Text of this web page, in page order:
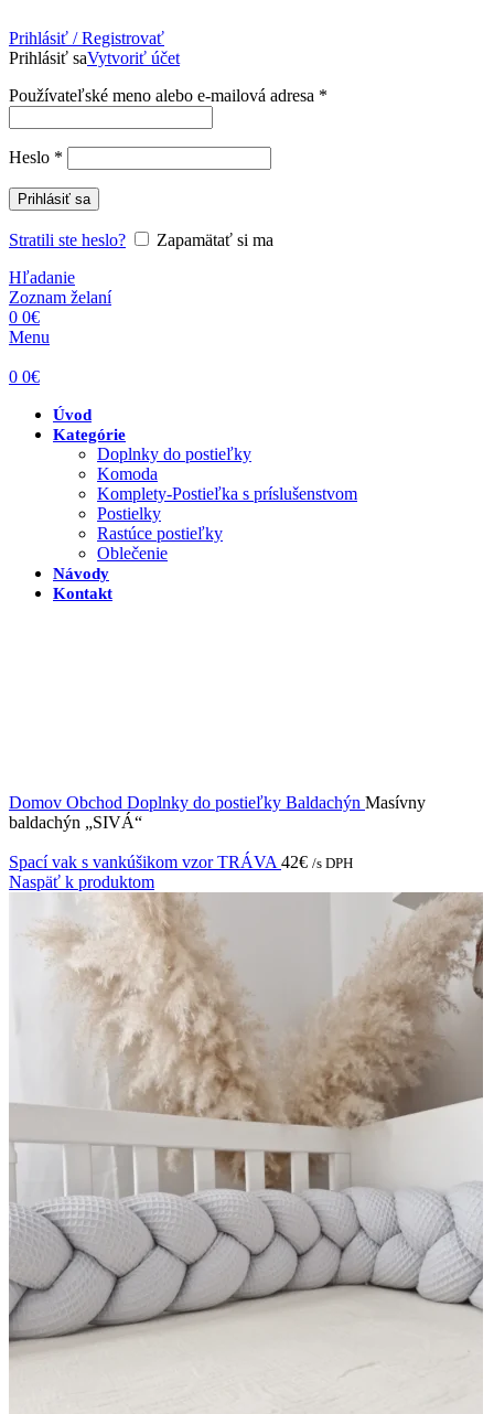
Prihlásiť / Registrovať
Prihlásiť saVytvoriť účet
Používateľské meno alebo e-mailová adresa *
Heslo *
Prihlásiť sa
Stratili ste heslo?
Zapamätať si ma
Hľadanie
Zoznam želaní
0 0€
Menu
0 0€
Úvod
Kategórie
Doplnky do postieľky
Komoda
Komplety-Postieľka s príslušenstvom
Postielky
Rastúce postieľky
Oblečenie
Návody
Kontakt
Domov Obchod Doplnky do postieľky Baldachýn Masívny
baldachýn „SIVÁ“
Spací vak s vankúšikom vzor TRÁVA 42€ /s DPH
Naspäť k produktom